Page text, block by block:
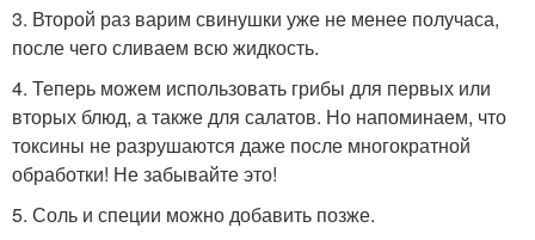
3. Второй раз варим свинушки уже не менее получаса,
после чего сливаем всю жидкость.
4. Теперь можем использовать грибы для первых или
вторых блюд, а также для салатов. Но напоминаем, что
токсины не разрушаются даже после многократной
обработки! Не забывайте это!
5. Соль и специи можно добавить позже.